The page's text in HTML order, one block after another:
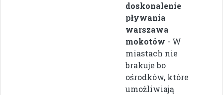
doskonalenie
pływania
warszawa
mokotów - W
miastach nie
brakuje bo
ośrodków, które
umożliwiają